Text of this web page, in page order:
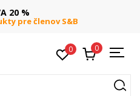
20 %
pre členov S&B
0 0